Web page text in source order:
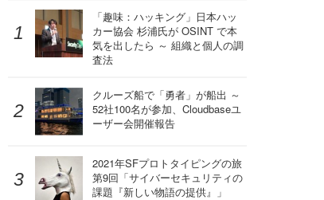
「趣味：ハッキング」日本ハッ
カー協会 杉浦氏が OSINT で本
気を出したら ～ 組織と個人の調
査法
クルーズ船で「勇者」が船出 ～
52社100名が参加、Cloudbaseユ
ーザー会開催報告
2021年SFプロトタイピングの旅
第9回「サイバーセキュリティの
課題『新しい物語の提供』」